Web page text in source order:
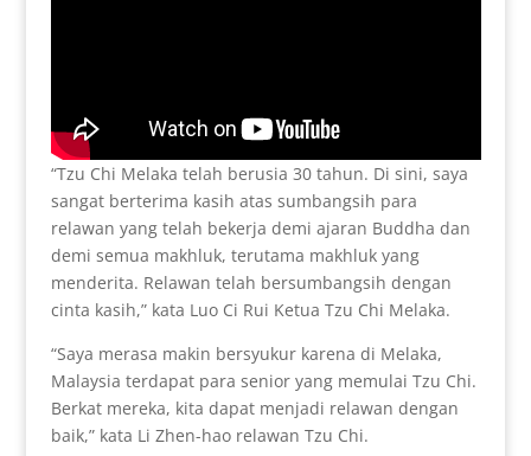
“Tzu Chi Melaka telah berusia 30 tahun. Di sini, saya
sangat berterima kasih atas sumbangsih para
relawan yang telah bekerja demi ajaran Buddha dan
demi semua makhluk, terutama makhluk yang
menderita. Relawan telah bersumbangsih dengan
cinta kasih,” kata Luo Ci Rui Ketua Tzu Chi Melaka.
“Saya merasa makin bersyukur karena di Melaka,
Malaysia terdapat para senior yang memulai Tzu Chi.
Berkat mereka, kita dapat menjadi relawan dengan
baik,” kata Li Zhen-hao relawan Tzu Chi.